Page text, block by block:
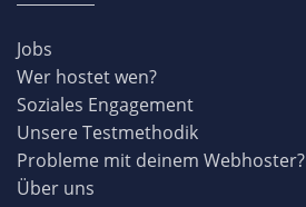
Jobs
Wer hostet wen?
Soziales Engagement
Unsere Testmethodik
Probleme mit deinem Webhoster?
Über uns